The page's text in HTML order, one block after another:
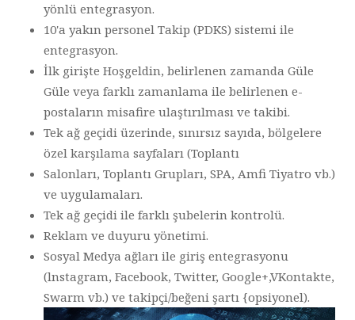
yönlü entegrasyon.
10'a yakın personel Takip (PDKS) sistemi ile
entegrasyon.
İlk girişte Hoşgeldin, belirlenen zamanda Güle
Güle veya farklı zamanlama ile belirlenen e-
postaların misafire ulaştırılması ve takibi.
Tek ağ geçidi üzerinde, sınırsız sayıda, bölgelere
özel karşılama sayfaları (Toplantı
Salonları, Toplantı Grupları, SPA, Amfi Tiyatro vb.)
ve uygulamaları.
Tek ağ geçidi ile farklı şubelerin kontrolü.
Reklam ve duyuru yönetimi.
Sosyal Medya ağları ile giriş entegrasyonu
(lnstagram, Facebook, Twitter, Google+,VKontakte,
Swarm vb.) ve takipçi/beğeni şartı {opsiyonel).